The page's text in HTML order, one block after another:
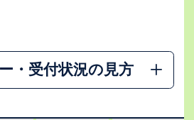
・受付状況の見方